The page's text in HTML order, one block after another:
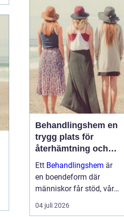
fokusera på symptom
försöker ayurvedan
förstå varf...
Behandlingshem en
trygg plats för
återhämtning och
förändring
Ett Behandlingshem är
en boendeform där
människor får stöd, vård
och struktur under en
period i livet när det
04 juli 2026